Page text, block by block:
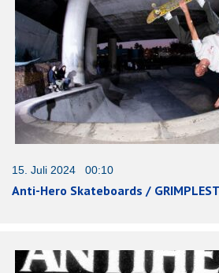
15. Juli 2024 00:10
Anti-Hero Skateboards /